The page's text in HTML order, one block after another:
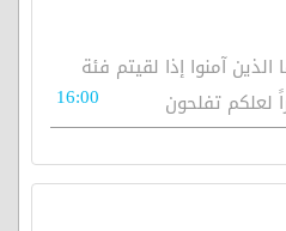
48 - يأيها الذين آمنوا إذا لقيتم فئة
لعلكم تفلحون
16:00